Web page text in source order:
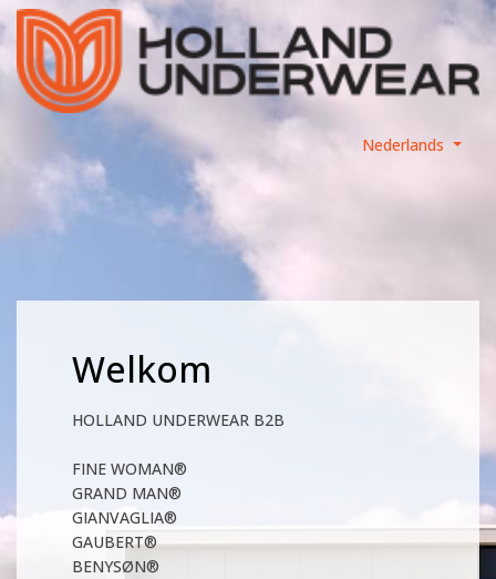
Nederlands
Welkom
HOLLAND UNDERWEAR B2B
FINE WOMAN®
GRAND MAN®
GIANVAGLIA®
GAUBERT®
BENYSØN®